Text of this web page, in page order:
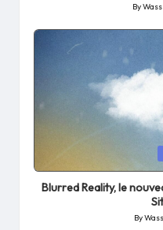
Posted
ByWass
in
Blurred Reality, le
Posted
ByWass